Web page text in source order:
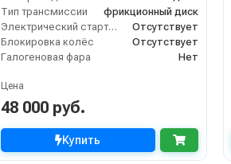
Тип трансмиссии
фрикционный диск
Электрический стартер
Отсутствует
Блокировка колёс
Отсутствует
Галогеновая фара
Нет
Цена
48 000 руб.
Купить